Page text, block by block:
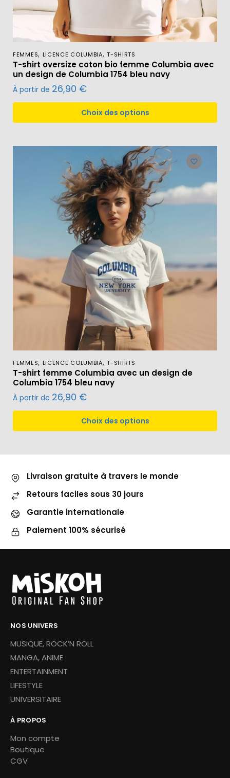
FEMMES, LICENCE COLUMBIA,T-SHIRTS
T-shirt oversize coton bio femme Columbia avec
un design de Columbia 1754 bleu navy
À partir de 26,90 €
Choix des options
FEMMES, LICENCE COLUMBIA,T-SHIRTS
T-shirt femme Columbia avec un design de
Columbia 1754 bleu navy
À partir de 26,90 €
Choix des options
Livraison gratuite à travers le monde
Retours faciles sous 30 jours
Garantie internationale
Paiement 100% sécurisé
NOS UNIVERS
MUSIQUE, ROCK’N ROLL
MANGA, ANIME
ENTERTAINMENT
LIFESTYLE
UNIVERSITAIRE
À PROPOS
Mon compte
Boutique
CGV